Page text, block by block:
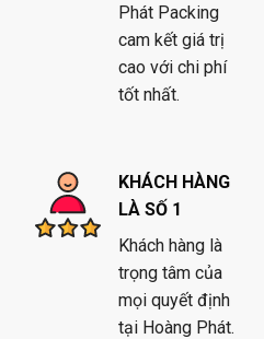
Phát Packing
cam kết giá trị
cao với chi phí
tốt nhất.
KHÁCH HÀNG
LÀ SỐ 1
Khách hàng là
trọng tâm của
mọi quyết định
tại Hoàng Phát.